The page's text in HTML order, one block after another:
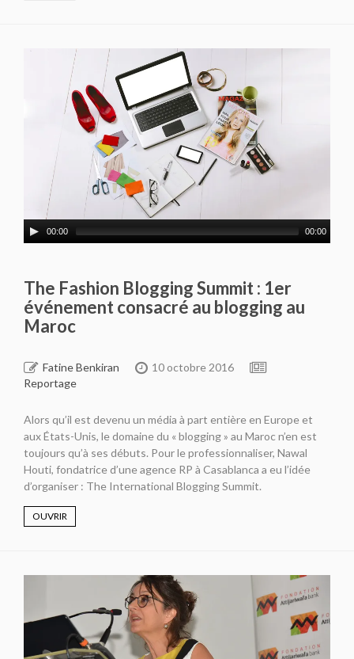
00:00 00:00
The Fashion Blogging Summit : 1er
événement consacré au blogging au
Maroc
Fatine Benkiran
10 octobre 2016
Reportage
Alors qu’il est devenu un média à part entière en Europe et
aux États-Unis, le domaine du « blogging » au Maroc n’en est
toujours qu’à ses débuts. Pour le professionnaliser, Nawal
Houti, fondatrice d’une agence RP à Casablanca a eu l’idée
d’organiser : The International Blogging Summit.
OUVRIR